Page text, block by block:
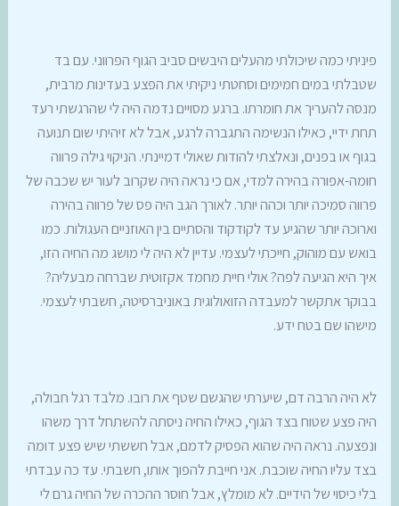
פיניתי כמה שיכולתי מהעלים היבשים סביב הגוף הפרווני. עם בד
שטבלתי במים חמימים וסחטתי ניקיתי את הפצע בעדינות מרבית,
מנסה להעריך את חומרתו. ברגע מסויים נדמה היה לי שהרגשתי רעד
תחת ידיי, כאילו הנשימה התגברה לרגע, אבל לא זיהיתי שום תנועה
בגוף או בפנים, ונאלצתי להודות שאולי דמיינתי. הניקוי גילה פרווה
חומה-אפורה בהירה למדי, אם כי נראה היה שקרוב לעור יש שכבה של
פרווה סמיכה יותר וכהה יותר. לאורך הגב היה פס של פרווה בהירה
וארוכה יותר שהגיע עד לקודקוד והסתיים בין האוזניים העגולות. כמו
בואש עם מוהוק, חייכתי לעצמי. עדיין לא היה לי מושג מה החיה הזו,
איך היא הגיעה לפה? אולי חיית מחמד אקזוטית שברחה מבעליה?
בבוקר אתקשר למעבדה הזואולוגית באוניברסיטה, חשבתי לעצמי.
מישהו שם בטח ידע.
לא היה הרבה דם, שיערתי שהגשם שטף את רובו. מלבד רגל חבולה,
היה פצע שטוח בצד הגוף, כאילו החיה ניסתה להשתחל דרך משהו
ונפצעה. נראה היה שהוא הפסיק לדמם, אבל חששתי שיש פצע דומה
בצד עליו החיה שוכבת. אני חייבת להפוך אותו, חשבתי. עד כה עבדתי
בלי כיסוי של הידיים. לא מומלץ, אבל חוסר ההכרה של החיה גרם לי